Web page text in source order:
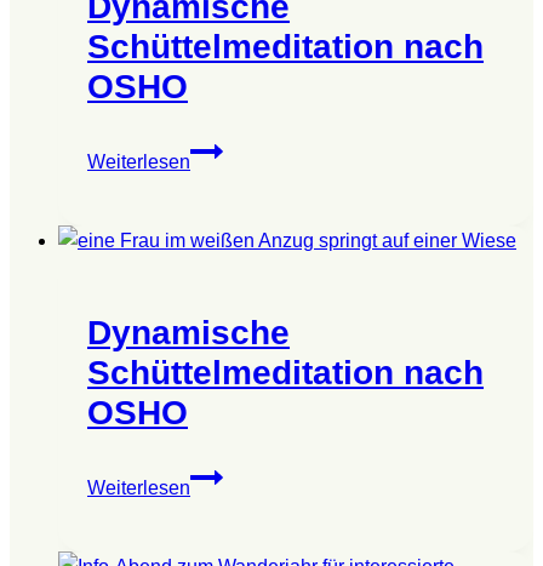
Schüttelmeditation nach
OSHO
Weiterlesen
Dynamische
OSHO
Dynamische
Schüttelmeditation nach
OSHO
Weiterlesen
Dynamische